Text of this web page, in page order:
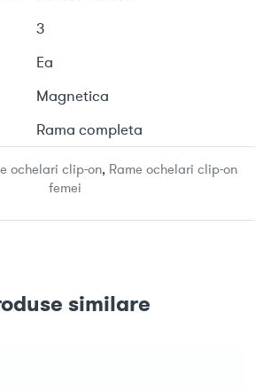
3
Ea
Magnetica
Rama completa
ochelari clip-on, Rame ochelari clip-on
femei
similare